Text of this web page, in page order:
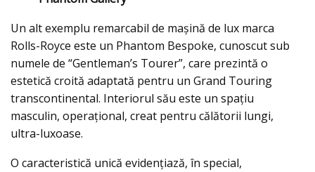
Un alt exemplu remarcabil de maşină de lux marca
Rolls-Royce este un Phantom Bespoke, cunoscut sub
numele de “Gentleman’s Tourer”, care prezintă o
estetică croită adaptată pentru un Grand Touring
transcontinental. Interiorul său este un spațiu
masculin, operațional, creat pentru călătorii lungi,
ultra-luxoase.
O caracteristică unică evidențiază, în special,